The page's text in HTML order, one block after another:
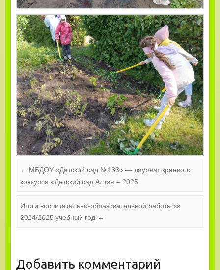
← МБДОУ «Детский сад №133» — лауреат краевого
конкурса «Детский сад Алтая – 2025
Итоги воспитательно-образовательной работы за
2024/2025 учебный год →
Добавить комментарий